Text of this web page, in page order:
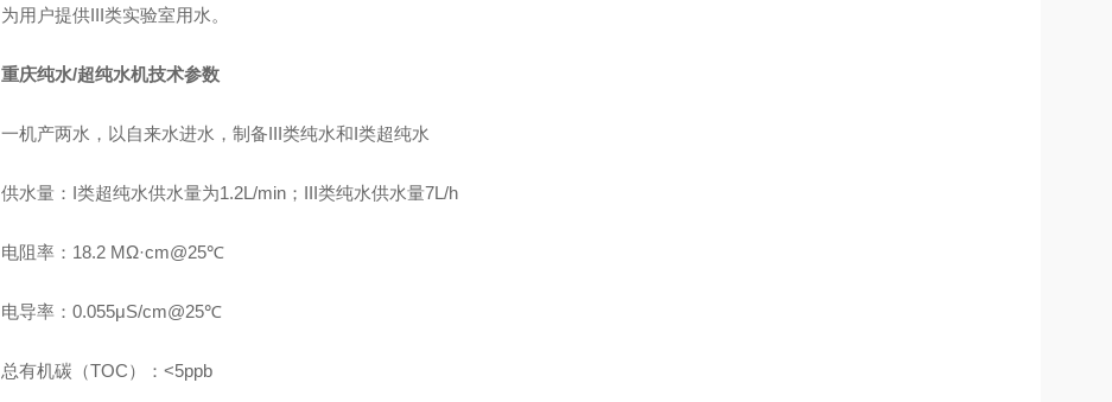
为用户提供III类实验室用水。
重庆纯水/超纯水机技术参数
一机产两水，以自来水进水，制备III类纯水和I类超纯水
供水量：I类超纯水供水量为1.2L/min；III类纯水供水量7L/h
电阻率：18.2 MΩ·cm@25℃
电导率：0.055μS/cm@25℃
总有机碳（TOC）：<5ppb